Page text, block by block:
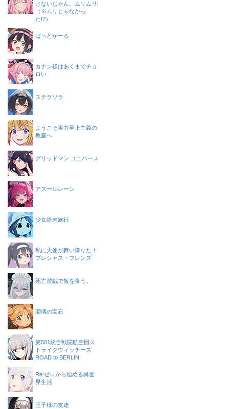
けないじゃん、ムリムリ!
（※ムリじゃなかっ
た!?）
ばっどがーる
カナン様はあくまでチョ
ロい
ステラソラ
ようこそ実力至上主義の
教室へ
グリッドマン ユニバース
アズールレーン
少女終末旅行
私に天使が舞い降りた！
プレシャス・フレンズ
死亡遊戯で飯を食う。
瑠璃の宝石
第501統合戦闘航空団ス
トライクウィッチーズ
ROAD to BERLIN
Re:ゼロから始める異世
界生活
王子様の友達